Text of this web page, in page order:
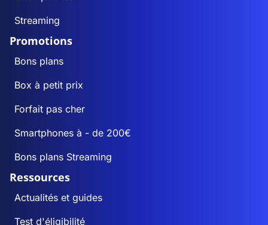
Streaming
Promotions
Bons plans
Box à petit prix
Forfait pas cher
Smartphones à - de 200€
Bons plans Streaming
Ressources
Actualités et guides
Test d'éligibilité